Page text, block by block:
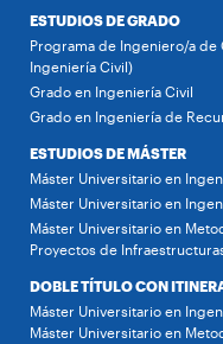
ESTUDIOS DE GRADO
Programa de Ingeniero/a de
Ingeniería Civil)
Grado en Ingeniería Civil
Grado en Ingeniería de
ESTUDIOS DE MÁSTER
Máster Universitario en
Máster Universitario en
Máster Universitario en
Proyectos de
DOBLE TÍTULO CON
Máster Universitario en
Máster Universitario en